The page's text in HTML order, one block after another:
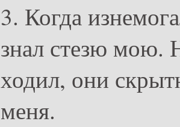
3. Когда
знал стезю мою.
ходил, они
меня.